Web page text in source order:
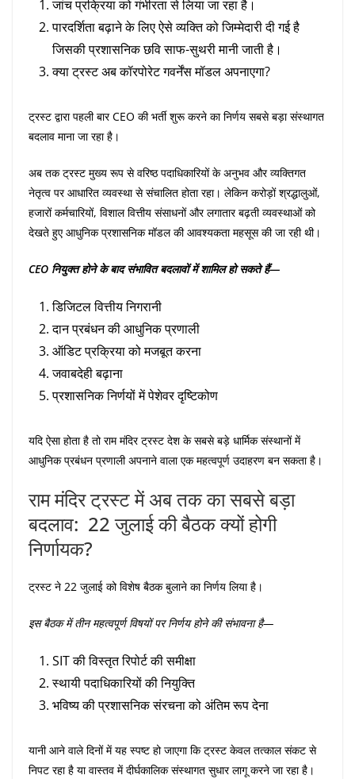
जांच प्रक्रिया को गंभीरता से लिया जा रहा है।
पारदर्शिता बढ़ाने के लिए ऐसे व्यक्ति को जिम्मेदारी दी गई है
जिसकी प्रशासनिक छवि साफ-सुथरी मानी जाती है।
क्या ट्रस्ट अब कॉरपोरेट गवर्नेंस मॉडल अपनाएगा?
ट्रस्ट द्वारा पहली बार CEO की भर्ती शुरू करने का निर्णय सबसे बड़ा संस्थागत
बदलाव माना जा रहा है।
अब तक ट्रस्ट मुख्य रूप से वरिष्ठ पदाधिकारियों के अनुभव और व्यक्तिगत
नेतृत्व पर आधारित व्यवस्था से संचालित होता रहा। लेकिन करोड़ों श्रद्धालुओं,
हजारों कर्मचारियों, विशाल वित्तीय संसाधनों और लगातार बढ़ती व्यवस्थाओं को
देखते हुए आधुनिक प्रशासनिक मॉडल की आवश्यकता महसूस की जा रही थी।
CEO नियुक्त होने के बाद संभावित बदलावों में शामिल हो सकते हैं—
डिजिटल वित्तीय निगरानी
दान प्रबंधन की आधुनिक प्रणाली
ऑडिट प्रक्रिया को मजबूत करना
जवाबदेही बढ़ाना
प्रशासनिक निर्णयों में पेशेवर दृष्टिकोण
यदि ऐसा होता है तो राम मंदिर ट्रस्ट देश के सबसे बड़े धार्मिक संस्थानों में
आधुनिक प्रबंधन प्रणाली अपनाने वाला एक महत्वपूर्ण उदाहरण बन सकता है।
राम मंदिर ट्रस्ट में अब तक का सबसे बड़ा
बदलाव: 22 जुलाई की बैठक क्यों होगी
निर्णायक?
ट्रस्ट ने 22 जुलाई को विशेष बैठक बुलाने का निर्णय लिया है।
इस बैठक में तीन महत्वपूर्ण विषयों पर निर्णय होने की संभावना है—
SIT की विस्तृत रिपोर्ट की समीक्षा
स्थायी पदाधिकारियों की नियुक्ति
भविष्य की प्रशासनिक संरचना को अंतिम रूप देना
यानी आने वाले दिनों में यह स्पष्ट हो जाएगा कि ट्रस्ट केवल तत्काल संकट से
निपट रहा है या वास्तव में दीर्घकालिक संस्थागत सुधार लागू करने जा रहा है।